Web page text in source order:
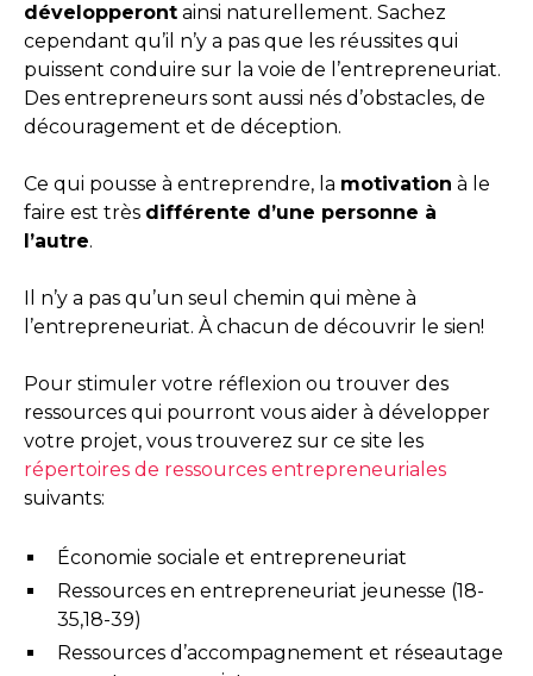
développeront ainsi naturellement. Sachez
cependant qu’il n’y a pas que les réussites qui
puissent conduire sur la voie de l’entrepreneuriat.
Des entrepreneurs sont aussi nés d’obstacles, de
découragement et de déception.
Ce qui pousse à entreprendre, la motivation à le
faire est très différente d’une personne à
l’autre.
Il n’y a pas qu’un seul chemin qui mène à
l’entrepreneuriat. À chacun de découvrir le sien!
Pour stimuler votre réflexion ou trouver des
ressources qui pourront vous aider à développer
votre projet, vous trouverez sur ce site les
répertoires de ressources entrepreneuriales
suivants:
Économie sociale et entrepreneuriat
Ressources en entrepreneuriat jeunesse (18-
35,18-39)
Ressources d’accompagnement et réseautage